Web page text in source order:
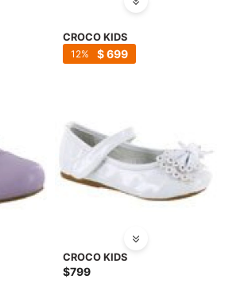
CROCO KIDS
$699
12
CROCO KIDS
$799